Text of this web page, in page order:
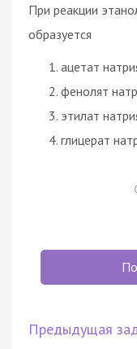
При реакции
образуется
ацетат
фенолят
этилат
глицерат
Предыдущая